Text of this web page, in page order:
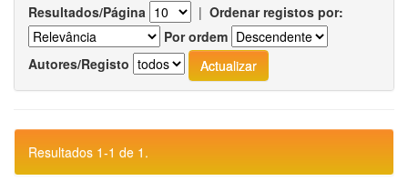
Resultados/Página | Ordenar registos por:
Por ordem
Autores/Registo
Resultados 1-1 de 1.